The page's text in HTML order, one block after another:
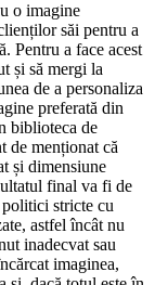
o imagine
săi pentru a
Pentru a face acest
și să mergi la
de a personaliza
preferată din
biblioteca de
de menționat că
și dimensiune
final va fi de
stricte cu
astfel încât nu
inadecvat sau
imaginea,